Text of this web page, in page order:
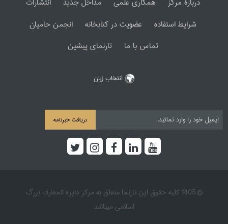
شرایط استفاده
عضویت در کتابخانه
انجمن حامیان
تماس با ما
تارنمای پیشین
انتخاب زبان
دریافت خبرنامه
© 1405 کلیه حقوق این تارنما متعلق به مرکز دایره المعارف بزرگ
اسلامی میباشد